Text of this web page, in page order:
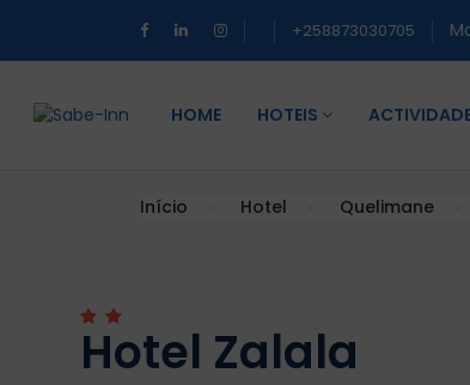
+258873030705
HOME HOTEIS
Início Hotel Quelimane
Hotel Zalala